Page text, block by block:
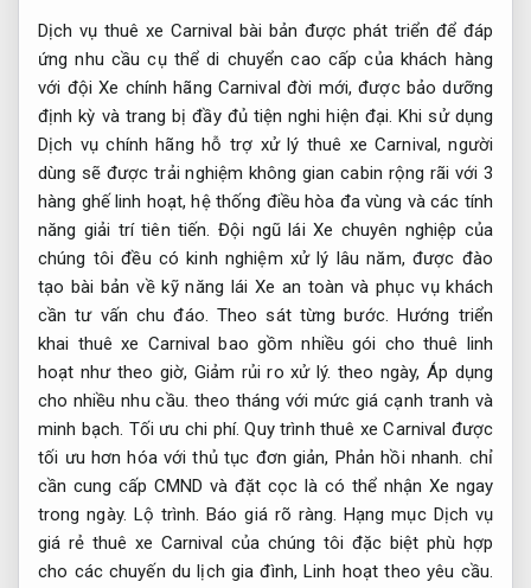
Dịch vụ thuê xe Carnival bài bản được phát triển để đáp
ứng nhu cầu cụ thể di chuyển cao cấp của khách hàng
với đội Xe chính hãng Carnival đời mới, được bảo dưỡng
định kỳ và trang bị đầy đủ tiện nghi hiện đại. Khi sử dụng
Dịch vụ chính hãng hỗ trợ xử lý thuê xe Carnival, người
dùng sẽ được trải nghiệm không gian cabin rộng rãi với 3
hàng ghế linh hoạt, hệ thống điều hòa đa vùng và các tính
năng giải trí tiên tiến. Đội ngũ lái Xe chuyên nghiệp của
chúng tôi đều có kinh nghiệm xử lý lâu năm, được đào
tạo bài bản về kỹ năng lái Xe an toàn và phục vụ khách
cần tư vấn chu đáo. Theo sát từng bước. Hướng triển
khai thuê xe Carnival bao gồm nhiều gói cho thuê linh
hoạt như theo giờ, Giảm rủi ro xử lý. theo ngày, Áp dụng
cho nhiều nhu cầu. theo tháng với mức giá cạnh tranh và
minh bạch. Tối ưu chi phí. Quy trình thuê xe Carnival được
tối ưu hơn hóa với thủ tục đơn giản, Phản hồi nhanh. chỉ
cần cung cấp CMND và đặt cọc là có thể nhận Xe ngay
trong ngày. Lộ trình. Báo giá rõ ràng. Hạng mục Dịch vụ
giá rẻ thuê xe Carnival của chúng tôi đặc biệt phù hợp
cho các chuyến du lịch gia đình,Linh hoạt theo yêu cầu.